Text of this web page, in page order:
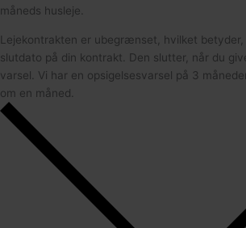
måneds husleje.
Lejekontrakten er ubegrænset, hvilket betyder,
slutdato på din kontrakt. Den slutter, når du
varsel. Vi har en opsigelsesvarsel på 3
om en måned.